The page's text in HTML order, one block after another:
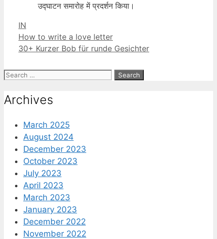
उद्घाटन समारोह में प्रदर्शन किया।
Categories
IN
How to write a love letter
30+ Kurzer Bob für runde Gesichter
Search
Archives
March 2025
August 2024
December 2023
October 2023
July 2023
April 2023
March 2023
January 2023
December 2022
November 2022